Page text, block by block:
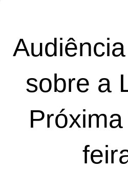
sobre a